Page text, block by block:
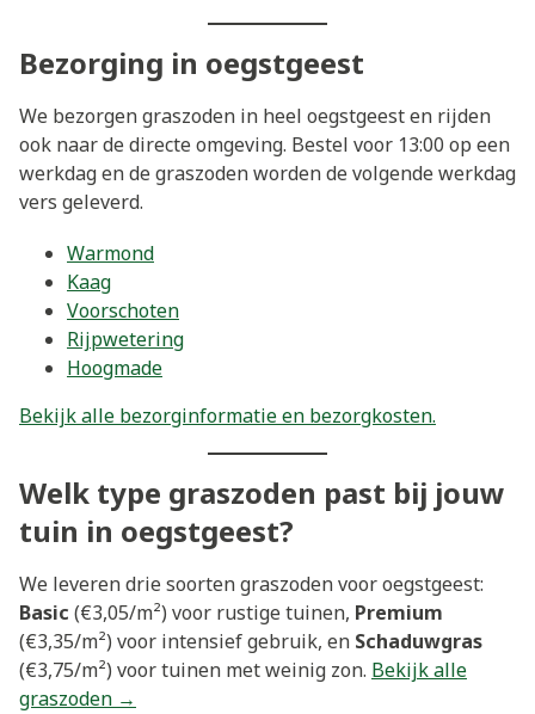
Bezorging in oegstgeest
We bezorgen graszoden in heel oegstgeest en rijden
ook naar de directe omgeving. Bestel voor 13:00 op een
werkdag en de graszoden worden de volgende werkdag
vers geleverd.
Warmond
Kaag
Voorschoten
Rijpwetering
Hoogmade
Bekijk alle bezorginformatie en bezorgkosten.
Welk type graszoden past bij jouw
tuin in oegstgeest?
We leveren drie soorten graszoden voor oegstgeest:
Basic (€3,05/m²) voor rustige tuinen, Premium
(€3,35/m²) voor intensief gebruik, en Schaduwgras
(€3,75/m²) voor tuinen met weinig zon. Bekijk alle
graszoden →